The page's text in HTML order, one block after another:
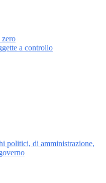
zero
a controllo
politici, di amministrazione,